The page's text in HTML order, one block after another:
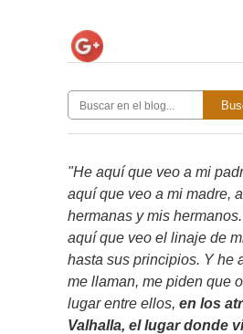
"He aquí que veo a mi
aquí que veo a mi madre,
hermanas y mis
aquí que veo el linaje de
hasta sus principios. Y he
me llaman, me piden que
lugar entre ellos, en los
Valhalla, el lugar donde